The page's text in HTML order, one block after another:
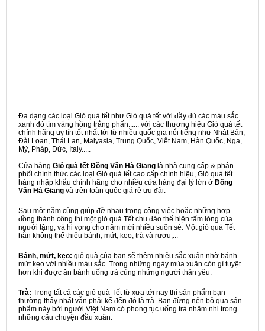
Đa dạng các loại Giỏ quà tết như Giỏ quà tết với đầy đủ các màu sắc
xanh đỏ tím vàng hồng trắng phấn...... với các thương hiệu Giỏ quà tết
chính hãng uy tín tốt nhất tới từ nhiều quốc gia nổi tiếng như Nhật Bản,
Đài Loan, Thái Lan, Malyasia, Trung Quốc, Việt Nam, Hàn Quốc, Nga,
Mỹ, Pháp, Đức, Italy.....
Cửa hàng Giỏ quà tết Đồng Văn Hà Giang là nhà cung cấp & phân
phối chính thức các loại Giỏ quà tết cao cấp chính hiệu, Giỏ quà tết
hàng nhập khẩu chính hãng cho nhiều cửa hàng đại lý lớn ở Đồng
Văn Hà Giang và trên toàn quốc giá rẻ ưu đãi.
Sau một năm cùng giúp đỡ nhau trong công việc hoặc những hợp
đồng thành công thì một giỏ quà Tết chu đáo thể hiện tấm lòng của
người tặng, và hi vọng cho năm mới nhiều suôn sẻ. Một giỏ quà Tết
hẳn không thể thiếu bánh, mứt, kẹo, trà và rượu,...
Bánh, mứt, kẹo: giỏ quà của bạn sẽ thêm nhiều sắc xuân nhờ bánh
mứt kẹo với nhiều màu sắc. Trong những ngày mùa xuân còn gì tuyệt
hơn khi được ăn bánh uống trà cùng những người thân yêu.
Trà: Trong tất cả các giỏ quà Tết từ xưa tới nay thì sản phẩm bạn
thường thấy nhất vẫn phải kể đến đó là trà. Bạn đừng nên bỏ qua sản
phẩm này bởi người Việt Nam có phong tục uống trà nhâm nhi trong
những câu chuyện đầu xuân.